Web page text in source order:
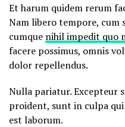
Et harum quidem rerum
Nam libero tempore, cum
cumque nihil impedit quo
facere possimus, omnis
dolor repellendus.
Nulla pariatur. Excepteur
proident, sunt in culpa
est laborum.